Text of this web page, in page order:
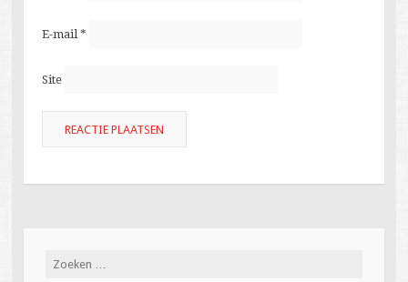
E-mail *
Site
Zoeken